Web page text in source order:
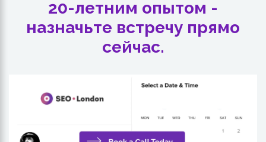
20-летним опытом -
назначьте встречу прямо
сейчас.